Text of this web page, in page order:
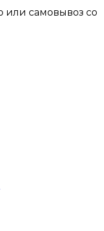
или самовывоз со